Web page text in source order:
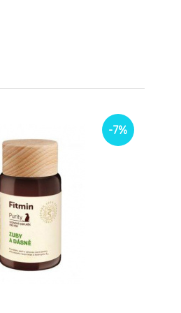
-7%